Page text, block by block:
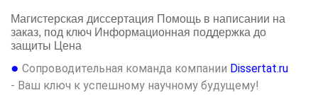
Магистерская диссертация Помощь в написании на
заказ, под ключ Информационная поддержка до
защиты Цена
● Сопроводительная команда компании Dissertat.ru
- Ваш ключ к успешному научному будущему!